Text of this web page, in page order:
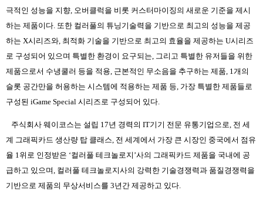
극적인 성능을 지향 오버클럭을 비롯 커스터마이징의 새로운 기준을 제시
하는 제품이다 또한 컬러풀의 튜닝기술력을 기반으로 최고의 성능을 제공
하는 X시리즈와 최적화 기술을 기반으로 최고의 효율을 제공하는 U시리즈
로 구성되어 있으며 특별한 환경이 요구되는 그리고 특별한 유저들을 위한
제품으로서 수냉쿨러 등을 적용 근본적인 무소음을 추구하는 제품 , 1 개의
슬롯 공간만을 허용하는 시스템에 적용하는 제품 등 가장 특별한 제품들로
구성된 iGame Special 시리즈로 구성되어 있다
주식회사 웨이코스는 설립 17년 경력의 IT기기 전문 유통기업으로, 전 세
계 그래픽카드 생산량 탑 클래스, 전 세계에서 가장 큰 시장인 중국에서 점유
율 1위로 인정받은 ‘컬러풀 테크놀로지 ’사의 그래픽카드 제품을 국내에 공
급하고 있으며, 컬러풀 테크놀로지사의 강력한 기술경쟁력과 품질경쟁력을
기반으로 제품의 무상서비스를 3년간 제공하고 있다.